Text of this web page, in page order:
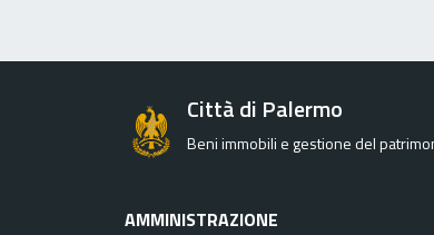
Città di Palermo
Beni immobili e gestione del
AMMINISTRAZIONE